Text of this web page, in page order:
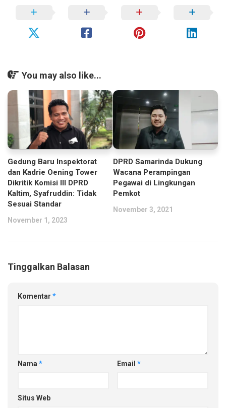
You may also like...
Gedung Baru Inspektorat
dan Kadrie Oening Tower
Dikritik Komisi III DPRD
Kaltim, Syafruddin: Tidak
Sesuai Standar
November 1, 2023
DPRD Samarinda Dukung
Wacana Perampingan
Pegawai di Lingkungan
Pemkot
November 3, 2021
Tinggalkan Balasan
Komentar *
Nama * Email *
Situs Web